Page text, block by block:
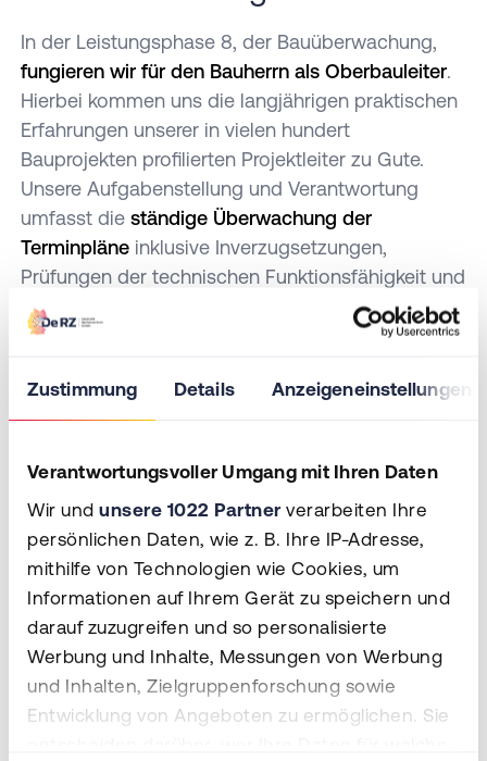
Zustimmung Details Anzeigeneinstellungen
Verantwortungsvoller Umgang mit Ihren Daten
Wir und unsere 1022 Partnerverarbeiten Ihre
persönlichen Daten, wie z. B. Ihre IP-Adresse,
mithilfe von Technologien wie Cookies, um
Informationen auf Ihrem Gerät zu speichern und
darauf zuzugreifen und so personalisierte
Werbung und Inhalte, Messungen von Werbung
und Inhalten, Zielgruppenforschung sowie
Entwicklung von Angeboten zu ermöglichen. Sie
In der Leistungsphase 8, der Bauüberwachung,
fungieren wir für den Bauherrn als Oberbauleiter.
Hierbei kommen uns die langjährigen praktischen
Erfahrungen unserer in vielen hundert
Bauprojekten profilierten Projektleiter zu Gute.
Unsere Aufgabenstellung und Verantwortung
umfasst dieständige Überwachung der
Terminpläne inklusive Inverzugsetzungen,
Prüfungen der technischen Funktionsfähigkeit und
ständige
zur Plankosten bzw.
Kostenkontrolle.
Zudem wirken wir bei der Rechnungsprüfung und
der Erstellung von Aufmaßen mit und
Begleitung und aktive Durchführung von
gewerkeübergreifenden Testläufenist für uns in
komplexen Projekten obligatorisch und dient einer
frühzeitigen Identifizierung von Schwachstellen
die in einem regulären Rechenzentrumsbetrieb
nicht mehr existieren dürfen.